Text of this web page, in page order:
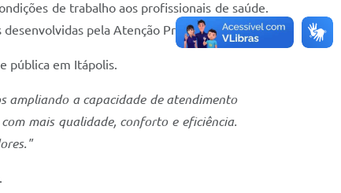
de trabalho aos profissionais de saúde.
pela Atenção Primária à Saúde.
pública em Itápolis.
ampliando a capacidade de atendimento
mais qualidade, conforto e eficiência.